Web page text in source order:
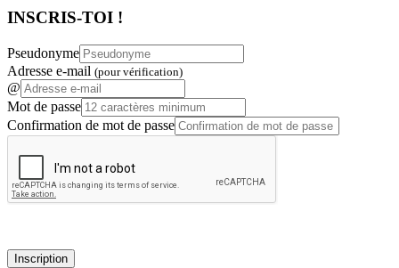
INSCRIS-TOI !
Pseudonyme
Adresse e-mail (pour vérification)
@
Mot de passe
Confirmation de mot de passe
Inscription